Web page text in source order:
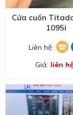
Cửa cuốn
1095i
Liên hệ:
Giá: liên hệ